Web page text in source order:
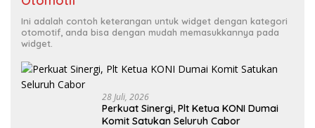
Ini adalah contoh keterangan untuk widget dengan kategori
otomotif, anda bisa dengan mudah memasukkannya pada
widget.
28 Juli, 2026
Perkuat Sinergi, Plt Ketua KONI Dumai
Komit Satukan Seluruh Cabor